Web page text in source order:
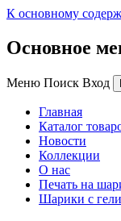
К основному
Основное
Меню Поиск Вход
Главная
Каталог
Новости
Коллекции
О нас
Печать на
Шарики с